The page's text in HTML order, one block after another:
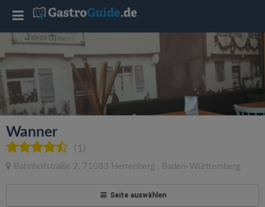
Wanner
(1)
Bahnhofstraße 2, 71083 Herrenberg , Baden-Württemberg
Seite auswählen
T
o
g
g
l
e